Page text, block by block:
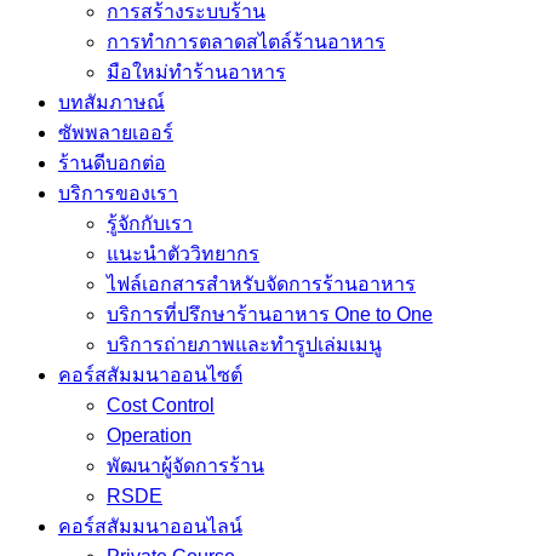
การสร้างระบบร้าน
การทำการตลาดสไตล์ร้านอาหาร
มือใหม่ทำร้านอาหาร
บทสัมภาษณ์
ซัพพลายเออร์
ร้านดีบอกต่อ
บริการของเรา
รู้จักกับเรา
แนะนำตัววิทยากร
ไฟล์เอกสารสำหรับจัดการร้านอาหาร
บริการที่ปรึกษาร้านอาหาร One to One
บริการถ่ายภาพและทำรูปเล่มเมนู
คอร์สสัมมนาออนไซต์
Cost Control
Operation
พัฒนาผู้จัดการร้าน
RSDE
คอร์สสัมมนาออนไลน์